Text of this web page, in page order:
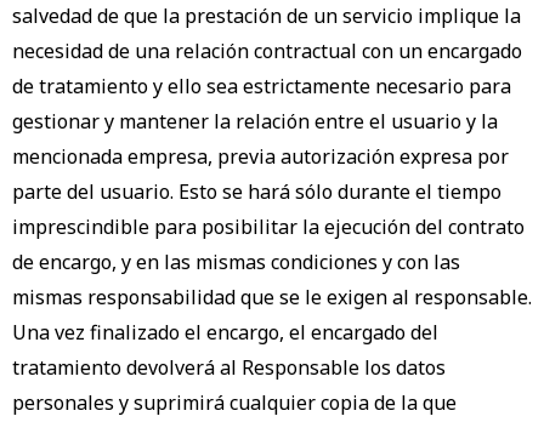
salvedad de que la prestación de un servicio implique la
necesidad de una relación contractual con un encargado
de tratamiento y ello sea estrictamente necesario para
gestionar y mantener la relación entre el usuario y la
mencionada empresa, previa autorización expresa por
parte del usuario. Esto se hará sólo durante el tiempo
imprescindible para posibilitar la ejecución del contrato
de encargo, y en las mismas condiciones y con las
mismas responsabilidad que se le exigen al responsable.
Una vez finalizado el encargo, el encargado del
tratamiento devolverá al Responsable los datos
personales y suprimirá cualquier copia de la que